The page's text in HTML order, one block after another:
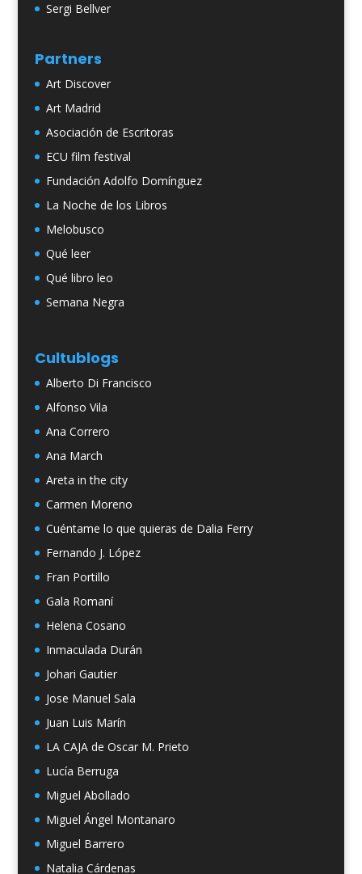
Sergi Bellver
Partners
Art Discover
Art Madrid
Asociación de Escritoras
ECU film festival
Fundación Adolfo Domínguez
La Noche de los Libros
Melobusco
Qué leer
Qué libro leo
Semana Negra
Cultublogs
Alberto Di Francisco
Alfonso Vila
Ana Correro
Ana March
Areta in the city
Carmen Moreno
Cuéntame lo que quieras de Dalia Ferry
Fernando J. López
Fran Portillo
Gala Romaní
Helena Cosano
Inmaculada Durán
Johari Gautier
Jose Manuel Sala
Juan Luis Marín
LA CAJA de Oscar M. Prieto
Lucía Berruga
Miguel Abollado
Miguel Ángel Montanaro
Miguel Barrero
Natalia Cárdenas